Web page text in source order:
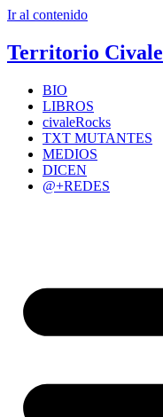
Ir al contenido
Territorio Civale
BIO
LIBROS
civaleRocks
TXT MUTANTES
MEDIOS
DICEN
@+REDES